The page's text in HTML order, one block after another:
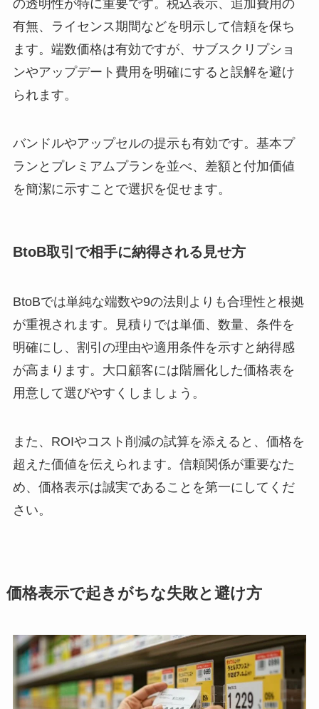
の透明性が特に重要です。税込表示、追加費用の
有無、ライセンス期間などを明示して信頼を保ち
ます。端数価格は有効ですが、サブスクリプショ
ンやアップデート費用を明確にすると誤解を避け
られます。
バンドルやアップセルの提示も有効です。基本プ
ランとプレミアムプランを並べ、差額と付加価値
を簡潔に示すことで選択を促せます。
BtoB取引で相手に納得される見せ方
BtoBでは単純な端数や9の法則よりも合理性と根拠
が重視されます。見積りでは単価、数量、条件を
明確にし、割引の理由や適用条件を示すと納得感
が高まります。大口顧客には階層化した価格表を
用意して選びやすくしましょう。
また、ROIやコスト削減の試算を添えると、価格を
超えた価値を伝えられます。信頼関係が重要なた
め、価格表示は誠実であることを第一にしてくだ
さい。
価格表示で起きがちな失敗と避け方